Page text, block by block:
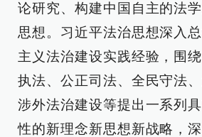
论研究、构建中国自主的法
思想。习近平法治思想深入
主义法治建设实践经验，围
执法、公正司法、全民守法、
涉外法治建设等提出一系列
性的新理念新思想新战略，